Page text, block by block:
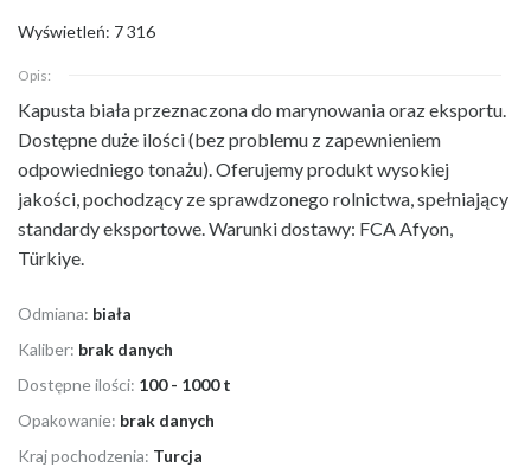
Wyświetleń: 7 316
Opis:
Kapusta biała przeznaczona do marynowania oraz eksportu.
Dostępne duże ilości(bez problemu z zapewnieniem
odpowiedniego tonażu). Oferujemy produkt wysokiej
jakości, pochodzący ze sprawdzonego rolnictwa, spełniający
standardy eksportowe. Warunki dostawy: FCA Afyon,
Türkiye.
Odmiana: biała
Kaliber: brak danych
Dostępne ilości: 100 - 1000 t
Opakowanie: brak danych
Kraj pochodzenia: Turcja